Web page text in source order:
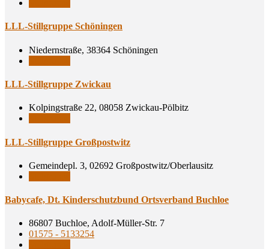
LLL-Still­grup­pe Schöningen
Niedernstraße, 38364 Schöningen
LLL-Still­grup­pe Zwickau
Kolpingstraße 22, 08058 Zwickau-Pölbitz
LLL-Still­grup­pe Großpostwitz
Gemeindepl. 3, 02692 Großpostwitz/Oberlausitz
Baby­ca­fe, Dt. Kin­der­schutz­bund Orts­ver­band Buchloe
86807 Buchloe, Adolf-Müller-Str. 7
01575 - 5133254